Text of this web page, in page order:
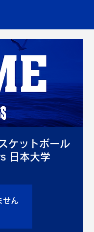
ケットボール
日本大学
せん